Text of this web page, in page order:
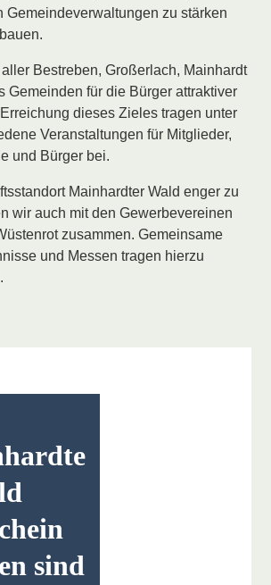
Gemeindeverwaltungen zu stärken
Bestreben, Großerlach, Mainhardt
Gemeinden für die Bürger attraktiver
dieses Zieles tragen unter
Veranstaltungen für Mitglieder,
und Bürger bei.
Mainhardter Wald enger zu
wir auch mit den Gewerbevereinen
zusammen. Gemeinsame
und Messen tragen hierzu
sind